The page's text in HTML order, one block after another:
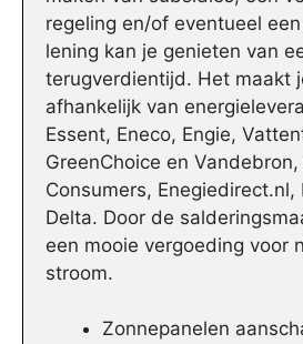
regeling en/of eventueel
lening kan je genieten van
terugverdientijd. Het maakt
afhankelijk van
Essent, Eneco, Engie,
GreenChoice en
Consumers, Enegiedirect.nl,
Delta. Door de
een mooie vergoeding voor
stroom.
Zonnepanelen